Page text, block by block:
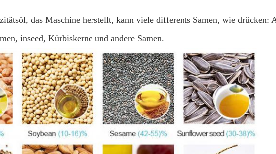
das Maschine herstellt, kann viele differents Samen, wie drücken:
inseed, Kürbiskerne und andere Samen.